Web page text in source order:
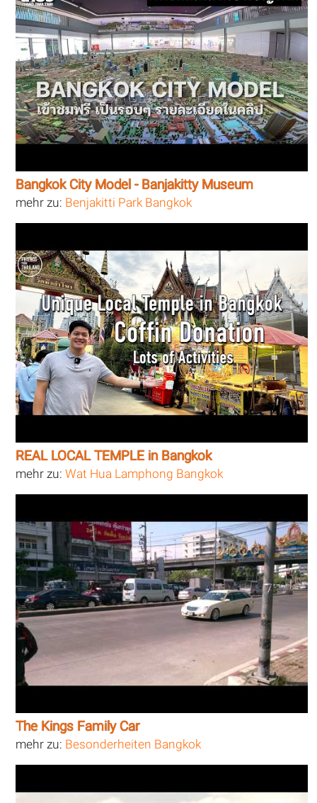
Bangkok City Model - Banjakitty Museum
mehr zu: Benjakitti Park Bangkok
REAL LOCAL TEMPLE in Bangkok
mehr zu:Wat Hua Lamphong Bangkok
The Kings Family Car
mehr zu: Besonderheiten Bangkok